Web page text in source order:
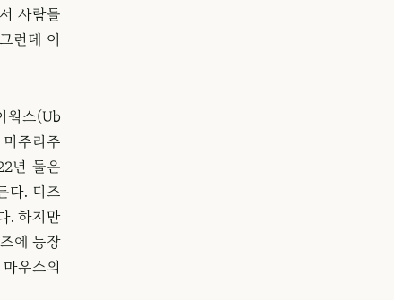
사람들
런데 이
웍스(Ub
미주리주
년 둘은
다. 디즈
. 하지만
에 등장
우스의